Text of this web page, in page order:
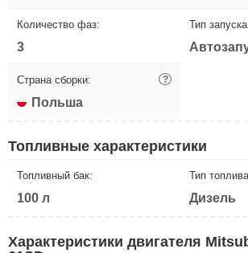
Количество фаз:
3
Тип
Страна сборки: ?
Польша
Топливные характеристики
Топливный бак:
100 л
Тип
Дизель
Характеристики двигателя